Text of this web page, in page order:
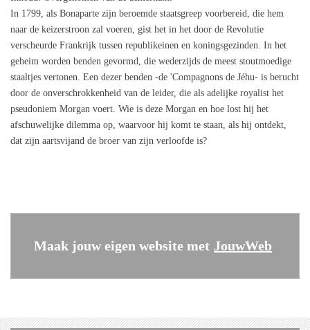
In 1799, als Bonaparte zijn beroemde staatsgreep voorbereid, die hem
naar de keizerstroon zal voeren, gist het in het door de Revolutie
verscheurde Frankrijk tussen republikeinen en koningsgezinden. In het
geheim worden benden gevormd, die wederzijds de meest stoutmoedige
staaltjes vertonen. Een dezer benden -de 'Compagnons de Jéhu- is berucht
door de onverschrokkenheid van de leider, die als adelijke royalist het
pseudoniem Morgan voert. Wie is deze Morgan en hoe lost hij het
afschuwelijke dilemma op, waarvoor hij komt te staan, als hij ontdekt,
dat zijn aartsvijand de broer van zijn verloofde is?
Maak jouw eigen website met JouwWeb